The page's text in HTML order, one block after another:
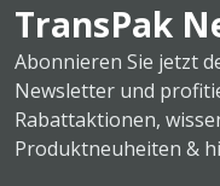
TransPak
Abonnieren Sie jetzt
Newsletter und
Rabattaktionen,
Produktneuheiten &